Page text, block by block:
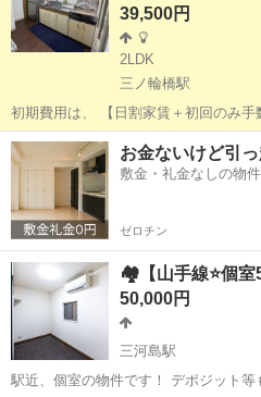
39,500円
2LDK
三ノ輪橋駅
初期費用は、 【日割家賃＋初回のみ手数料1万円】
した ᐡ⌯ ·̫ ⌯ก̀ᐡ💧🙇‍♂️ 💐🌷✨敷金礼金無し、保証金無し、デポジット無
し、保証人無し、です。 入居の審査は特に無いですが、問い合わせの
東京 荒川区 三ノ輪橋駅 シ
お金ないけど引
敷金・礼金なしの物
ゼロチン
🏘【山手線⭐️個室
50,000円
三河島駅
駅近、個室の物件です！ デポジット